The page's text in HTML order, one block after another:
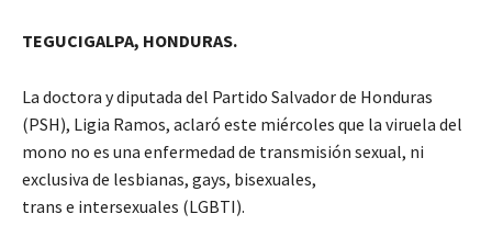
TEGUCIGALPA, HONDURAS.
La doctora y diputada del Partido Salvador de Honduras
(PSH), Ligia Ramos, aclaró este miércoles que la viruela del
mono no es una enfermedad de transmisión sexual, ni
exclusiva de lesbianas, gays, bisexuales,
trans e intersexuales (LGBTI).